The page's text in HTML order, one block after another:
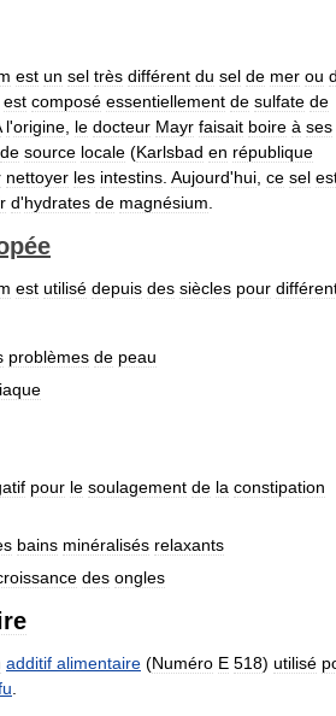
est un sel très différent du sel de mer ou
est composé essentiellement de sulfate de
l'origine le docteur Mayr faisait boire à ses
de source locale (Karlsbad en république
nettoyer les intestins Aujourd'hui ce sel
d'hydrates de magnésium
est utilisé depuis des siècles pour
problèmes de peau
pour le soulagement de la constipation
bains minéralisés relaxants
des ongles
additif alimentaire (Numéro E 518) utilisé